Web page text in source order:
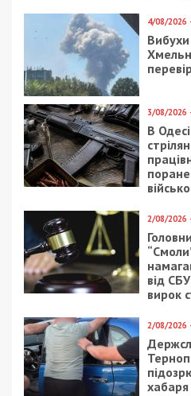
4/08/2026
Вибухи
3/08/2026
В
2/08/2026
від
вирок
2/08/2026